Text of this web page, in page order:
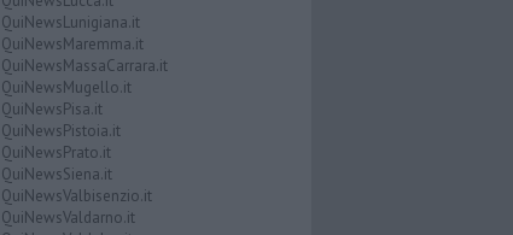
QuiNewsLunigiana.it
QuiNewsMaremma.it
QuiNewsMassaCarrara.it
QuiNewsMugello.it
QuiNewsPisa.it
QuiNewsPistoia.it
QuiNewsPrato.it
QuiNewsSiena.it
QuiNewsValbisenzio.it
QuiNewsValdarno.it